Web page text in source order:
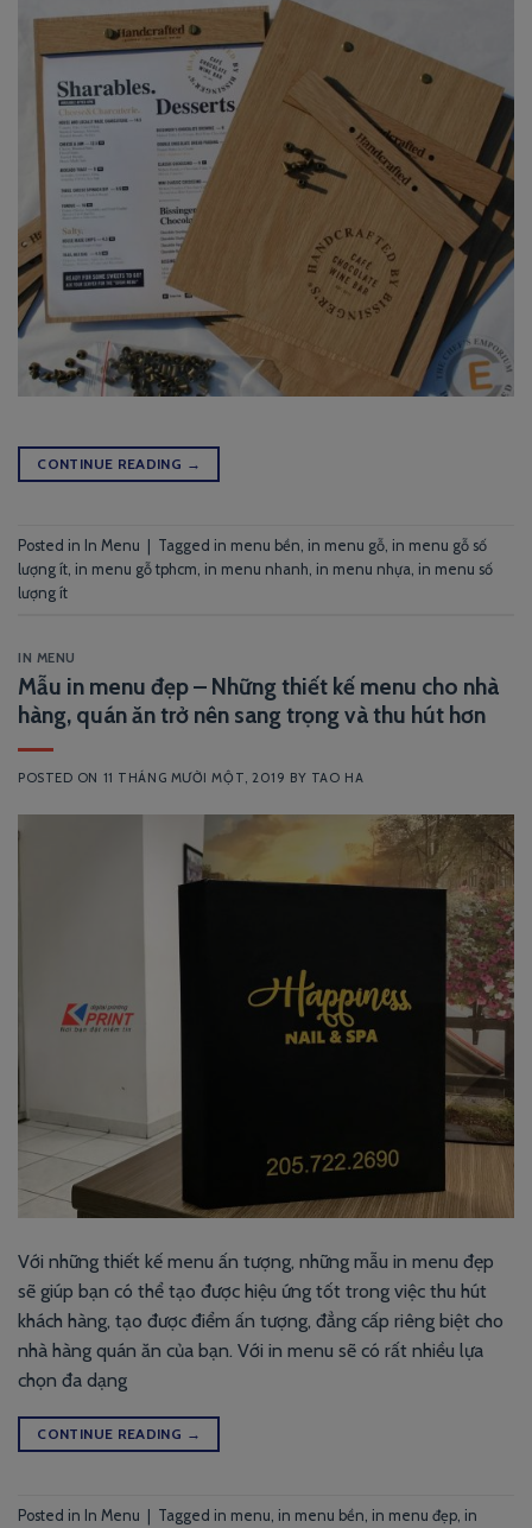
CONTINUE READING →
Posted in In Menu | Tagged in menu bền in menu gỗ in menu gỗ số
lượng ít in menu gỗ tphcm in menu nhanh in menu nhựa in menu số
lượng ít
IN MENU
Mẫu in menu đẹp – Những thiết kế menu cho nhà
hàng, quán ăn trở nên sang trọng và thu hút hơn
POSTED ON 11 THÁNG MƯỜI MỘT, 2019 BY TAO HA
Với những thiết kế menu ấn tượng, những mẫu in menu đẹp
sẽ giúp bạn có thể tạo được hiệu ứng tốt trong việc thu hút
khách hàng, tạo được điểm ấn tượng, đẳng cấp riêng biệt cho
nhà hàng quán ăn của bạn. Với in menu sẽ có rất nhiều lựa
chọn đa dạng
CONTINUE READING →
Posted in In Menu | Tagged in menu in menu bền in menu đẹp in